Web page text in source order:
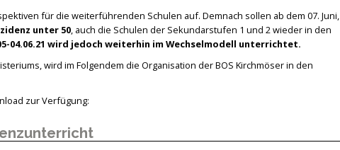
für die weiterführenden Schulen auf. Demnach sollen ab dem 07. Juni,
unter 50, auch die Schulen der Sekundarstufen 1 und 2 wieder in den
04.06.21 wird jedoch weiterhin im Wechselmodell unterrichtet.
wird im Folgendem die Organisation der BOS Kirchmöser in den
zur Verfügung: